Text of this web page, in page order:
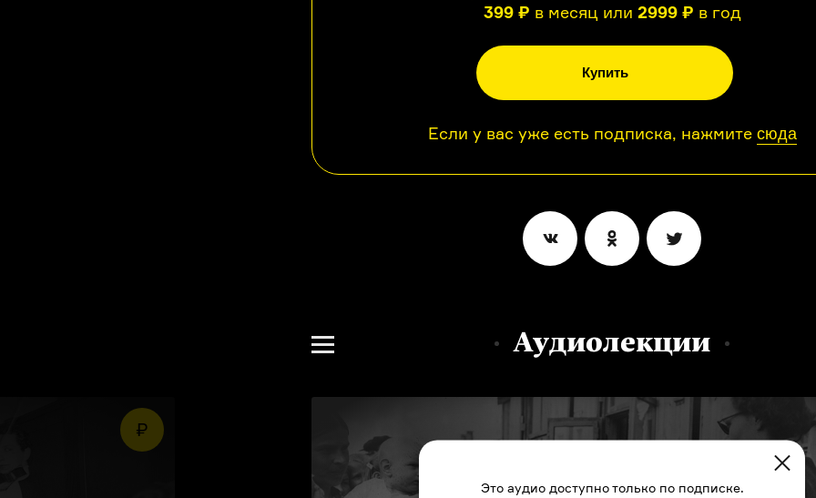
399 ₽ в месяц или 2999 ₽ в год
Купить
Если у вас уже есть подписка, нажмите сюда
Аудиолекции
Это аудио доступно только по подписке.